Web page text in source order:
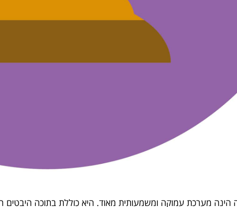
הינה מערכת עמוקה ומשמעותית מאוד. היא כוללת בתוכה היבטים